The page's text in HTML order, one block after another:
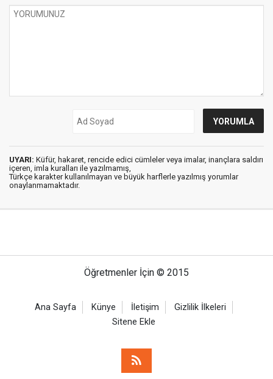
UYARI: Küfür, hakaret, rencide edici cümleler veya imalar, inançlara saldırı
içeren, imla kuralları ile yazılmamış,
Türkçe karakter kullanılmayan ve büyük harflerle yazılmış yorumlar
onaylanmamaktadır.
Öğretmenler İçin © 2015
Ana Sayfa Künye İletişim
Gizlilik İlkeleri
Sitene Ekle